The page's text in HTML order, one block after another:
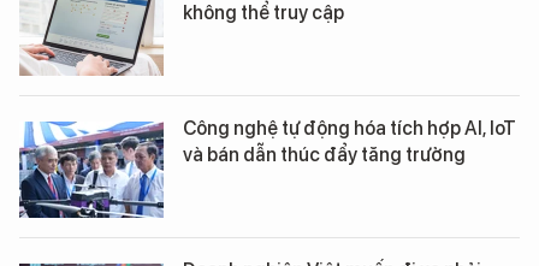
không thể truy cập
Công nghệ tự động hóa tích hợp AI, IoT
và bán dẫn thúc đẩy tăng trưởng